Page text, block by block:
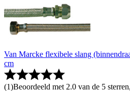
Van Marcke flexibele slang
cm
(1)Beoordeeld met 2.0 van de 5